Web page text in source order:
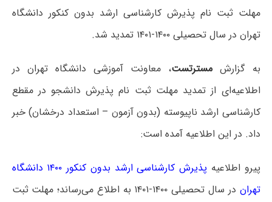
مهلت ثبت نام پذیرش کارشناسی ارشد بدون کنکور دانشگاه
تهران در سال تحصیلی ۱۴۰۰-۱۴۰۱ تمدید شد.
به گزارش مسترتست، معاونت آموزشی دانشگاه تهران در
اطلاعیه‌ای از تمدید مهلت ثبت نام پذیرش دانشجو در مقطع
کارشناسی ارشد ناپیوسته (بدون آزمون – استعداد درخشان) خبر
داد. در این اطلاعیه آمده است:
پیرو اطلاعیه
پذیرش کارشناسی ارشد بدون کنکور ۱۴۰۰ دانشگاه
تهران
در سال تحصیلی ۱۴۰۰-۱۴۰۱ به اطلاع می‌رساند؛ مهلت ثبت